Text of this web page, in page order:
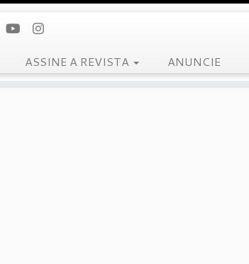
ASSINE A REVISTA ANUNCIE